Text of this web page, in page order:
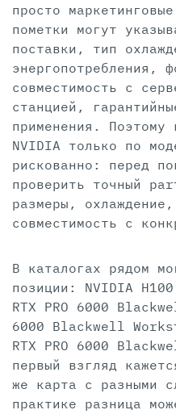
просто
пометки могут
поставки, тип
энергопотребления,
совместимость с
станцией,
применения. Поэтому
NVIDIA только по
рискованно: перед
проверить точный
размеры,
совместимость с
В каталогах рядом
позиции: NVIDIA
RTX PRO 6000
6000 Blackwell
RTX PRO 6000
первый взгляд
же карта с разными
практике разница